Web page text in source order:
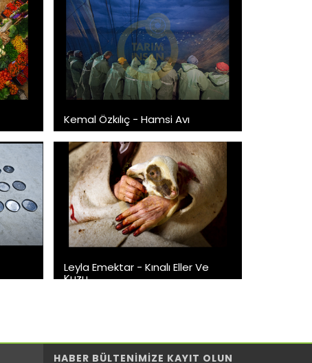
Kemal Özkılıç - Hamsi Avı
Leyla Emektar - Kınalı Eller Ve
Kuzu
HABER BÜLTENİMİZE KAYIT OLUN